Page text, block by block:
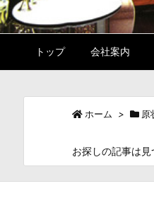
トップ 会社案内
ホーム > 原
お探しの記事は見